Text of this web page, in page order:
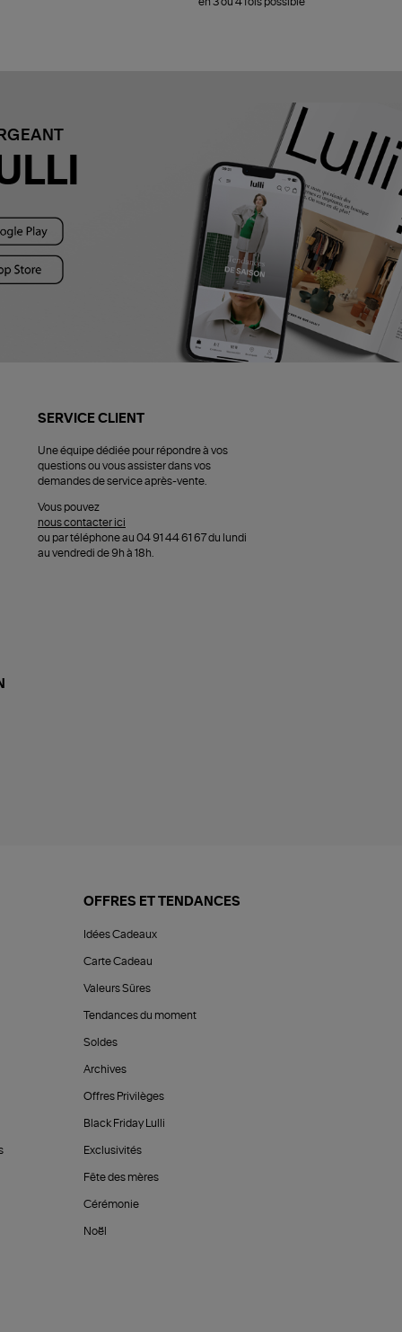
SERVICE CLIENT
Une équipe dédiée pour répondre à vos
questions ou vous assister dans vos
demandes de service après-vente.
Vous pouvez
nous contacter ici
ou par téléphone au 04 91 44 61 67 du lundi
au vendredi de 9h à 18h.
OFFRES ET TENDANCES
Idées Cadeaux
Carte Cadeau
Valeurs Sûres
Tendances du moment
Soldes
Archives
Offres Privilèges
Black Friday Lulli
Exclusivités
Fête des mères
Cérémonie
Noël